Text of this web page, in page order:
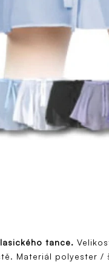
tance.
Materiál polyester /